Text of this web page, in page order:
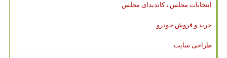
انتخابات مجلس ، کاندیدای مجلس
خرید و فروش خودرو
طراحی سایت